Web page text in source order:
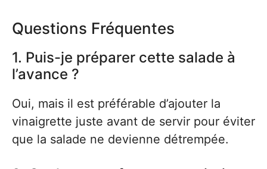
Questions Fréquentes
1. Puis-je préparer cette salade à
l’avance ?
Oui, mais il est préférable d’ajouter la
vinaigrette juste avant de servir pour éviter
que la salade ne devienne détrempée.